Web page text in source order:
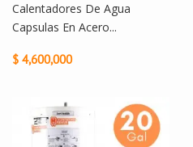
Calentadores De Agua
Capsulas En Acero...
$ 4,600,000